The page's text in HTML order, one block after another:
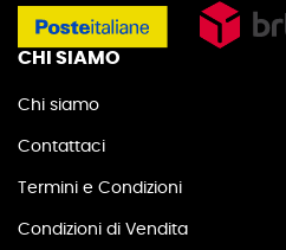
CHI SIAMO
Chi siamo
Contattaci
Termini e Condizioni
Condizioni di Vendita